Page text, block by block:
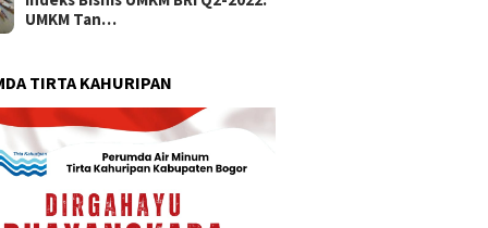
UMKM Tan…
TIRTA KAHURIPAN